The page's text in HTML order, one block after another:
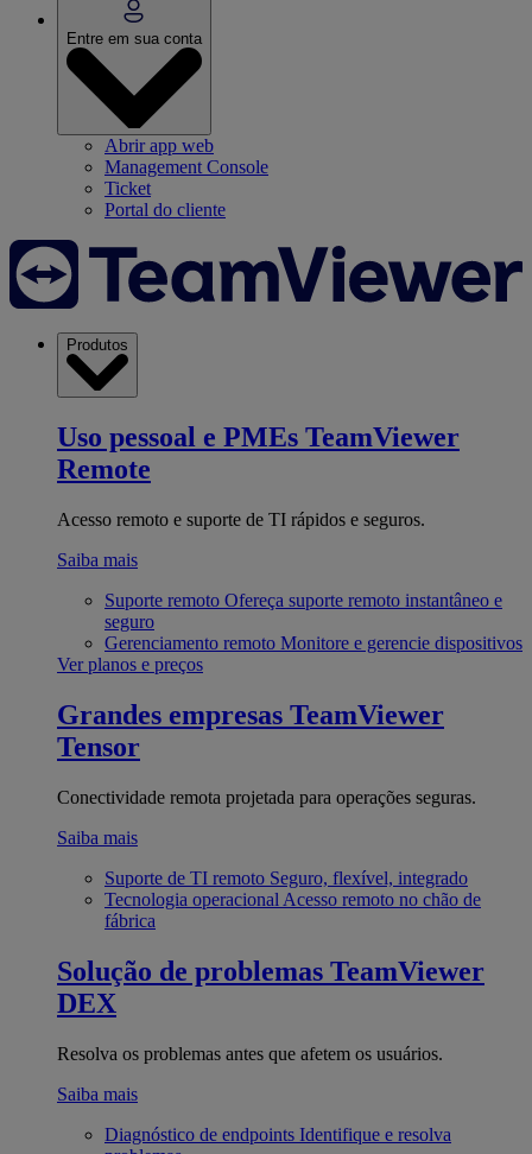
Entre em sua conta
Abrir app web
Management Console
Ticket
Portal do cliente
Produtos
Uso pessoal e PMEs TeamViewer
Remote
Acesso remoto e suporte de TI rápidos e seguros.
Saiba mais
Suporte remoto Ofereça suporte remoto instantâneo e
seguro
Gerenciamento remoto Monitore e gerencie dispositivos
Ver planos e preços
Grandes empresas TeamViewer
Tensor
Conectividade remota projetada para operações seguras.
Saiba mais
Suporte de TI remoto Seguro, flexível, integrado
Tecnologia operacional Acesso remoto no chão de
fábrica
Solução de problemas TeamViewer
DEX
Resolva os problemas antes que afetem os usuários.
Saiba mais
Diagnóstico de endpoints Identifique e resolva